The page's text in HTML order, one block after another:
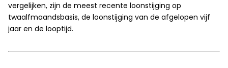
vergelijken, zijn de meest recente loonstijging op
twaalfmaandsbasis, de loonstijging van de afgelopen vijf
jaar en de looptijd.